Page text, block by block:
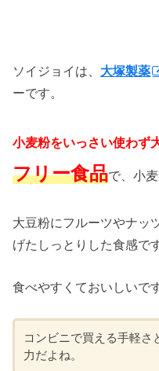
ソイジョイは、 大塚製薬
ーです。
小麦粉をいっさい使わず
フリー食品で、小
大豆粉にフルーツやナッ
げたしっとりした食感で
食べやすくておいしいで
コンビニで買える手軽さ
力だよね。